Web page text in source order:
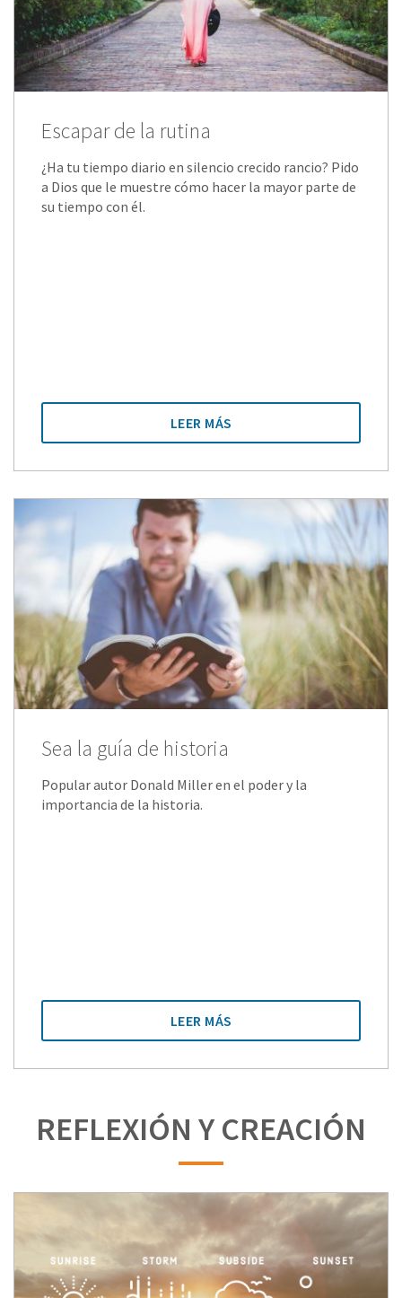
Escapar de la rutina
¿Ha tu tiempo diario en silencio crecido rancio? Pido
a Dios que le muestre cómo hacer la mayor parte de
su tiempo con él.
LEER MÁS
Sea la guía de historia
Popular autor Donald Miller en el poder y la
importancia de la historia.
LEER MÁS
REFLEXIÓN Y CREACIÓN